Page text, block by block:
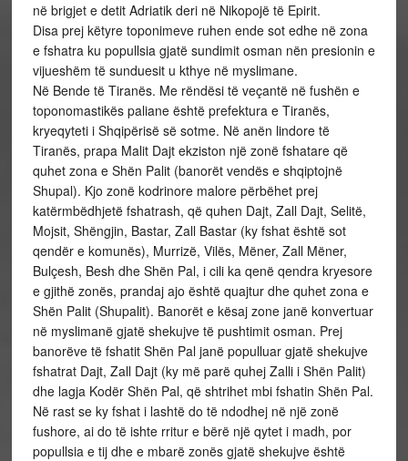
në brigjet e detit Adriatik deri në Nikopojë të Epirit.
Disa prej këtyre toponimeve ruhen ende sot edhe në zona
e fshatra ku popullsia gjatë sundimit osman nën presionin e
vijueshëm të sunduesit u kthye në myslimane.
Në Bende të Tiranës. Me rëndësi të veçantë në fushën e
toponomastikës paliane është prefektura e Tiranës,
kryeqyteti i Shqipërisë së sotme. Në anën lindore të
Tiranës, prapa Malit Dajt ekziston një zonë fshatare që
quhet zona e Shën Palit (banorët vendës e shqiptojnë
Shupal). Kjo zonë kodrinore malore përbëhet prej
katërmbëdhjetë fshatrash, që quhen Dajt, Zall Dajt, Selitë,
Mojsit, Shëngjin, Bastar, Zall Bastar (ky fshat është sot
qendër e komunës), Murrizë, Vilës, Mëner, Zall Mëner,
Bulçesh, Besh dhe Shën Pal, i cili ka qenë qendra kryesore
e gjithë zonës, prandaj ajo është quajtur dhe quhet zona e
Shën Palit (Shupalit). Banorët e kësaj zone janë konvertuar
në myslimanë gjatë shekujve të pushtimit osman. Prej
banorëve të fshatit Shën Pal janë populluar gjatë shekujve
fshatrat Dajt, Zall Dajt (ky më parë quhej Zalli i Shën Palit)
dhe lagja Kodër Shën Pal, që shtrihet mbi fshatin Shën Pal.
Në rast se ky fshat i lashtë do të ndodhej në një zonë
fushore, ai do të ishte rritur e bërë një qytet i madh, por
popullsia e tij dhe e mbarë zonës gjatë shekujve është